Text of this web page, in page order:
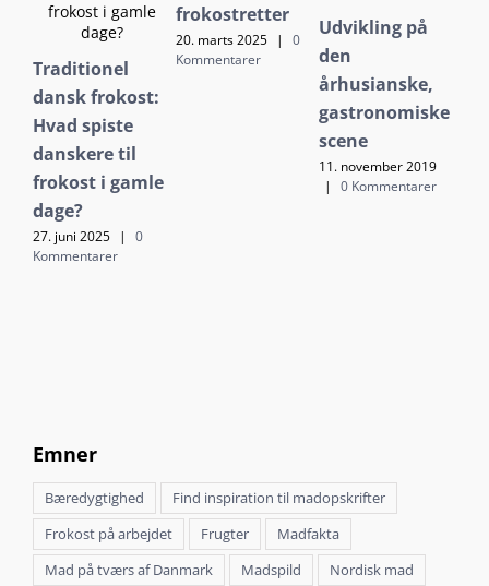
Traditionel
dansk frokost:
Hvad spiste
danskere til
frokost i gamle
dage?
27. juni 2025 |
0
Kommentarer
frokostretter
20. marts 2025 |
0
Kommentarer
Udvikling på
den
århusianske,
gastronomiske
scene
11. november 2019
|
0 Kommentarer
Emner
Bæredygtighed
Find inspiration til madopskrifter
Frokost på arbejdet
Frugter
Madfakta
Mad på tværs af Danmark
Madspild
Nordisk mad